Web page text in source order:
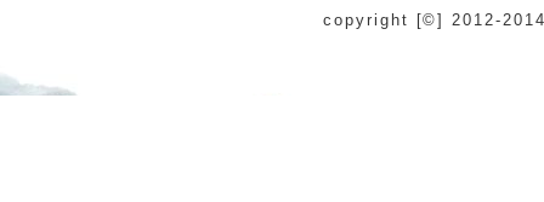
copyright [©] 2012-